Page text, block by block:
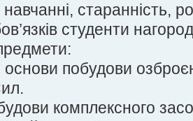
старанність,
студенти
основи побудови
комплексного